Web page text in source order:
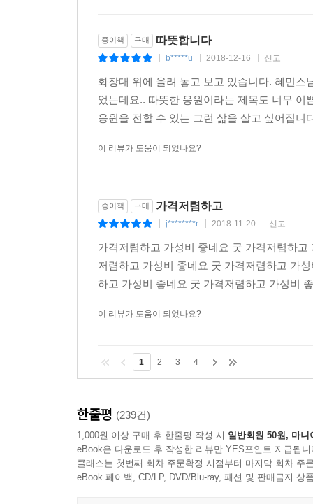
종이책 구매 따뜻합니다
b*****u 2018-12-16 신고
화장대 위에 올려 놓고 보고 있습니다. 혜민
었는데요.. 따뜻한 응원이라는 제목도 너무
응원을 전할 수 있는 그런 삶을 살고 싶어집
이 리뷰가 도움이 되었나요?
종이책 구매 가격저렴하고
j********r 2018-11-20 신고
가격저렴하고 가성비 좋네요 굿 가격저렴하
저렴하고 가성비 좋네요 굿 가격저렴하고 가
하고 가성비 좋네요 굿 가격저렴하고 가성비
이 리뷰가 도움이 되었나요?
1 2 3 4
한줄평 (239건)
1,000원 이상 구매 후 한줄평 작성 시 일반회원 50원, 마니
eBook은 다운로드 후 작성한 리뷰만 YES포인트 지급됩니
클래스는 첫번째 회차 주문확정 시점부터 마지막 회차 주
eBook 페이백, CD/LP, DVD/Blu-ray, 패션 및 판매금지 상